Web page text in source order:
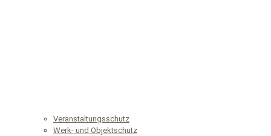
Veranstaltungsschutz
Werk- und Objektschutz